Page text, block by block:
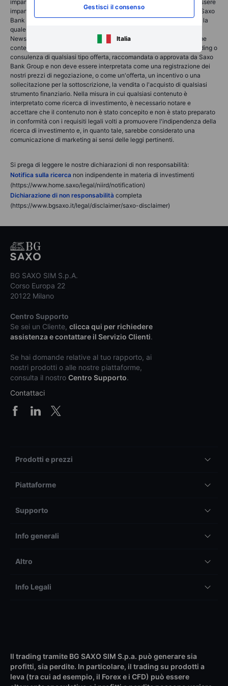
Gestisci il consenso
Italia
impartiti e le negoziazioni effettuate sono considerati destinati ad essere
impartiti o effettuati per conto del cliente presso l'entità del Gruppo Saxo
Bank che opera nella giurisdizione in cui risiede il cliente e/o presso la
quale il cliente ha aperto e mantiene il proprio conto di trading. Saxo
News & Research non contiene (e non deve essere interpretata come
contenente) consulenza finanziaria, di investimento, fiscale o di trading o
consulenza di qualsiasi tipo offerta, raccomandata o approvata da Saxo
Bank Group e non deve essere interpretata come una registrazione dei
nostri prezzi di negoziazione, o come un'offerta, un incentivo o una
sollecitazione per la sottoscrizione, la vendita o l'acquisto di qualsiasi
strumento finanziario. Nella misura in cui qualsiasi contenuto è
interpretato come ricerca di investimento, è necessario notare e
accettare che il contenuto non è stato concepito e non è stato preparato
in conformità con i requisiti legali volti a promuovere l'indipendenza della
ricerca di investimento e, in quanto tale, sarebbe considerato una
comunicazione di marketing ai sensi delle leggi pertinenti.
Si prega di leggere le nostre dichiarazioni di non responsabilità:
Notifica sulla ricerca non indipendente in materia di investimenti
(https://www.home.saxo/legal/niird/notification)
Dichiarazione di non responsabilità completa
(https://www.bgsaxo.it/legal/disclaimer/saxo-disclaimer)
BG SAXO SIM S.p.A.
Corso Europa 22
20122 Milano
Centro Supporto
Se sei un Cliente, clicca qui per richiedere
assistenza e contattare il Servizio Clienti.
Se hai domande relative al tuo rapporto, ai
nostri prodotti o alle nostre piattaforme,
consulta il nostro Centro Supporto.
Contattaci
Prodotti e prezzi
Piattaforme
Supporto
Info generali
Altro
Info Legali
Il trading tramite BG SAXO SIM S.p.a. può generare sia
profitti, sia perdite. In particolare, il trading su prodotti a
leva (tra cui ad esempio, il Forex e i CFD) può essere